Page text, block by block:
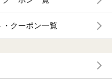
クーポン一覧